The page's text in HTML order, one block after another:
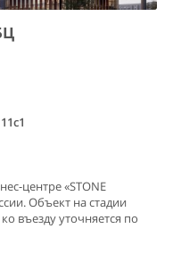
центре «STONE
Объект на стадии
въезду уточняется по